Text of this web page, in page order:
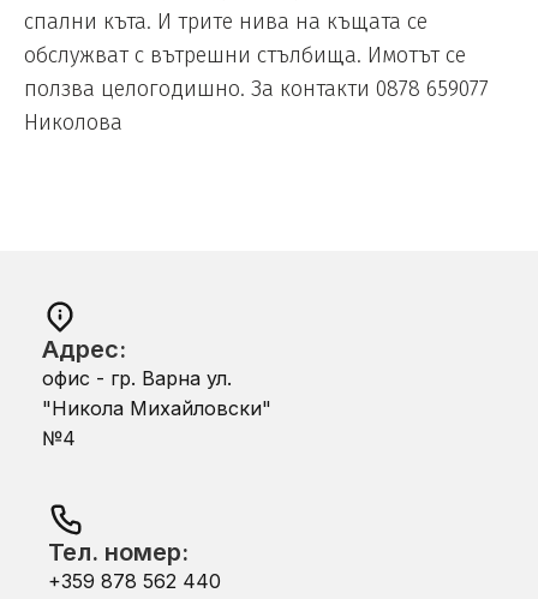
спални къта. И трите нива на къщата се
обслужват с вътрешни стълбища. Имотът се
ползва целогодишно. За контакти 0878 659077
Николова
Адрес:
офис - гр. Варна ул.
"Никола Михайловски"
№4
Тел. номер:
+359 878 562 440